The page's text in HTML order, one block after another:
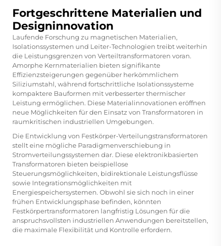
Fortgeschrittene Materialien und
Designinnovation
Laufende Forschung zu magnetischen Materialien,
Isolationssystemen und Leiter-Technologien treibt weiterhin
die Leistungsgrenzen von Verteiltransformatoren voran.
Amorphe Kernmaterialien bieten signifikante
Effizienzsteigerungen gegenüber herkömmlichem
Siliziumstahl, während fortschrittliche Isolationssysteme
kompaktere Bauformen mit verbesserter thermischer
Leistung ermöglichen. Diese Materialinnovationen eröffnen
neue Möglichkeiten für den Einsatz von Transformatoren in
raumkritischen industriellen Umgebungen.
Die Entwicklung von Festkörper-Verteilungstransformatoren
stellt eine mögliche Paradigmenverschiebung in
Stromverteilungssystemen dar. Diese elektronikbasierten
Transformatoren bieten beispiellose
Steuerungsmöglichkeiten, bidirektionale Leistungsflüsse
sowie Integrationsmöglichkeiten mit
Energiespeichersystemen. Obwohl sie sich noch in einer
frühen Entwicklungsphase befinden, könnten
Festkörpertransformatoren langfristig Lösungen für die
anspruchsvollsten industriellen Anwendungen bereitstellen,
die maximale Flexibilität und Kontrolle erfordern.